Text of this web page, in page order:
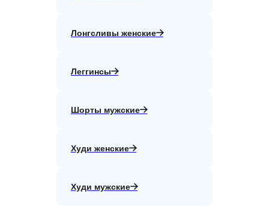
Лонгсливы женские
Леггинсы
Шорты мужские
Худи женские
Худи мужские